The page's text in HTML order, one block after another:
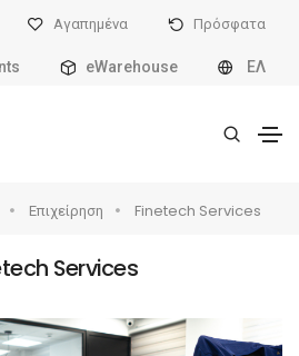
Αγαπημένα Πρόσφατα
eWarehouse ΕΛ
Επιχείρηση Finetech Services
Services